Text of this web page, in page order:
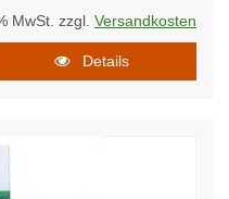
MwSt. zzgl. Versandkosten
Details